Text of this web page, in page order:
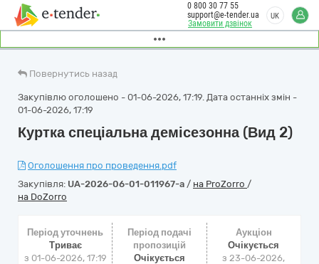
Замовити дзвінок
0 800 30 77 55
support@e-tender.ua
UK
Повернутись назад
Закупівлю оголошено - 01-06-2026, 17:19. Дата останніх змін -
01-06-2026, 17:19
Куртка спеціальна демісезонна (Вид 2)
Оголошення про проведення.pdf
Закупівля: UA-2026-06-01-011967-a / на ProZorro /
на DoZorro
Період уточнень
Триває
з 01-06-2026, 17:19
Період подачі
пропозицій
Очікується
Аукціон
Очікується
з23-06-2026,